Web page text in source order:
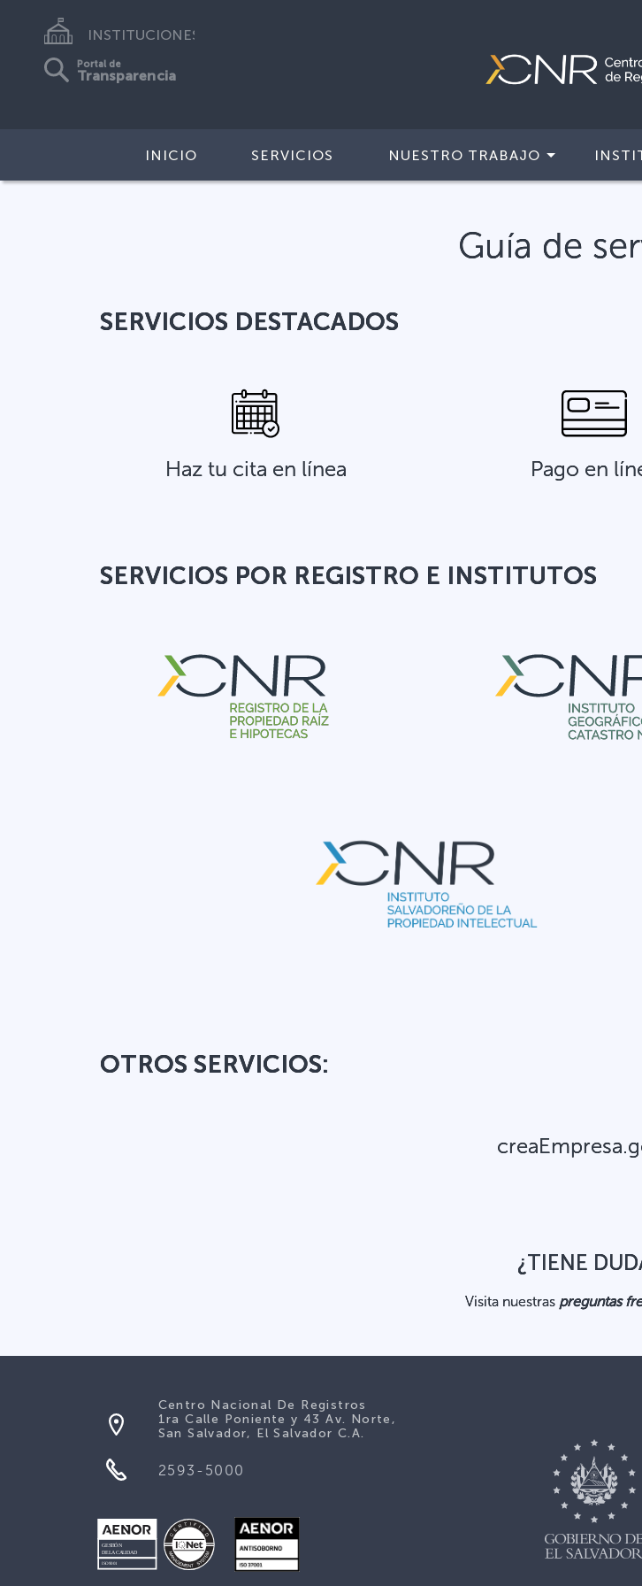
INSTITUCIONES
Portal de
Transparencia
INICIO SERVICIOS NUESTRO TRABAJO
Guía de
SERVICIOS DESTACADOS
Haz tu cita en línea Pago en
SERVICIOS POR REGISTRO E INSTITUTOS
OTROS SERVICIOS:
¿TIENE
Visita nuestras preguntas
Centro Nacional De Registros
1ra Calle Poniente y 43 Av. Norte,
San Salvador, El Salvador C.A.
2593-5000